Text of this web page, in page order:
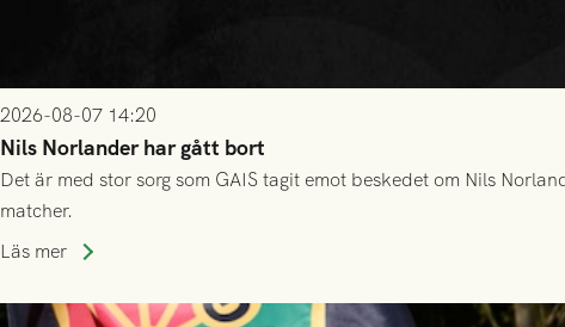
2026-08-07 14:20
Nils Norlander har gått bort
Det är med stor sorg som GAIS tagit emot beskedet om Nils
matcher.
Läs mer